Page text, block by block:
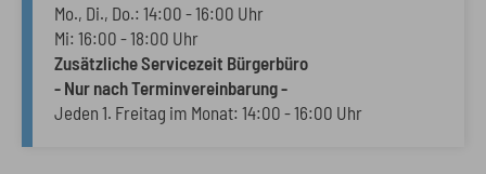
Mo., Di., Do.: 14:00 - 16:00 Uhr
Mi: 16:00 - 18:00 Uhr
Zusätzliche Servicezeit Bürgerbüro
- Nur nach Terminvereinbarung -
Jeden 1. Freitag im Monat: 14:00 - 16:00 Uhr